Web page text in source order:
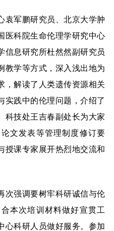
袁军鹏研究员、北京大学肿
医科院生命伦理学研究中心
信息研究所杜然然副研究员
教学等方式，深入浅出地为
，解读了人类遗传资源相关
实践中的伦理问题，介绍了
科技处王吉春副处长为大家
文发表等管理制度修订要
授课专家展开热烈地交流和
次强调要树牢科研诚信与伦
本次培训材料做好宣贯工
心科研人员做好服务。参加